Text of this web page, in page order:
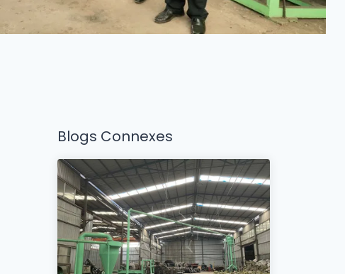
Blogs Connexes